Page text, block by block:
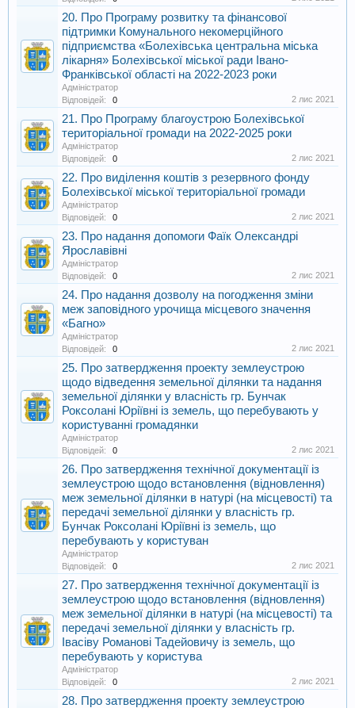
20. Про Програму розвитку та фінансової
підтримки Комунального некомерційного
підприємства «Болехівська центральна міська
лікарня» Болехівської міської ради Івано-
Франківської області на 2022-2023 роки
Адміністратор
Відповідей:
0 2 лис 2021
21. Про Програму благоустрою Болехівської
територіальної громади на 2022-2025 роки
Адміністратор
Відповідей:
0 2 лис 2021
22. Про виділення коштів з резервного фонду
Болехівської міської територіальної громади
Адміністратор
Відповідей:
0 2 лис 2021
23. Про надання допомоги Фаїк Олександрі
Ярославівні
Адміністратор
Відповідей:
0 2 лис 2021
24. Про надання дозволу на погодження зміни
меж заповідного урочища місцевого значення
«Багно»
Адміністратор
Відповідей:
0 2 лис 2021
25. Про затвердження проекту землеустрою
щодо відведення земельної ділянки та надання
земельної ділянки у власність гр. Бунчак
Роксолані Юріївні із земель, що перебувають у
користуванні громадянки
Адміністратор
Відповідей:
0 2 лис 2021
26. Про затвердження технічної документації із
землеустрою щодо встановлення (відновлення)
меж земельної ділянки в натурі (на місцевості) та
передачі земельної ділянки у власність гр.
Бунчак Роксолані Юріївні із земель, що
перебувають у користуван
Адміністратор
Відповідей:
0 2 лис 2021
27. Про затвердження технічної документації із
землеустрою щодо встановлення (відновлення)
меж земельної ділянки в натурі (на місцевості) та
передачі земельної ділянки у власність гр.
Івасіву Романові Тадейовичу із земель, що
перебувають у користува
Адміністратор
Відповідей:
0 2 лис 2021
28. Про затвердження проекту землеустрою